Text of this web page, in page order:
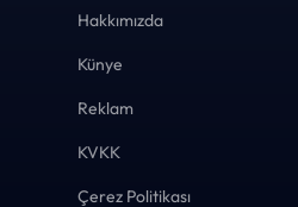
Hakkımızda
Künye
Reklam
KVKK
Çerez Politikası